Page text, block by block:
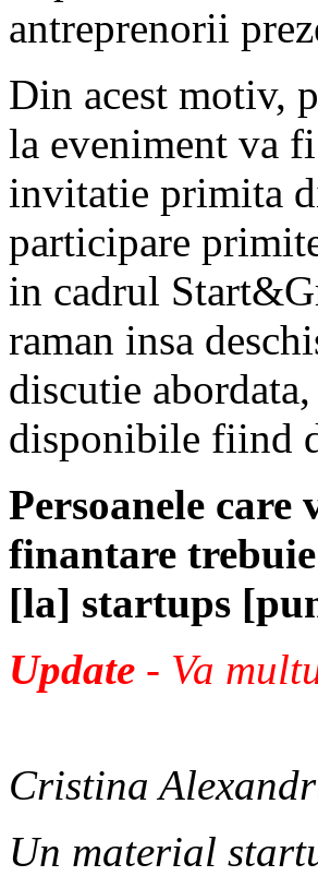
antreprenorii
Din acest motiv,
la eveniment va
invitatie primita
participare
in cadrul
raman insa
discutie
disponibile fiind
Persoanele
finantare
[la] startups
Update - Va
Cristina
Un material